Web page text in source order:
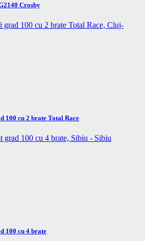
Crosby
100 cu 2 brate Total Race
100 cu 4 brate